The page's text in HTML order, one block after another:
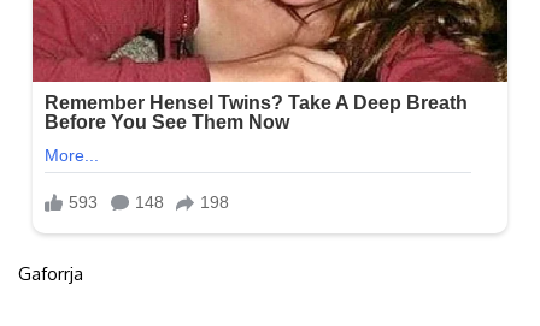
Gaforrja